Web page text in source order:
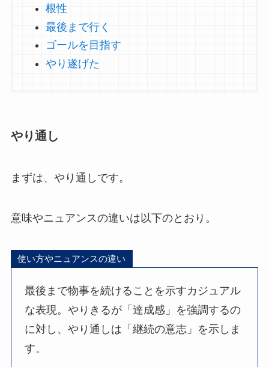
根性
最後まで行く
ゴールを目指す
やり遂げた
やり通し
まずは、やり通しです。
意味やニュアンスの違いは以下のとおり。
使い方やニュアンスの違い
最後まで物事を続けることを示すカジュアル
な表現。やりきるが「達成感」を強調するの
に対し、やり通しは「継続の意志」を示しま
す。